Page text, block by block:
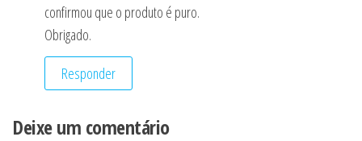
confirmou que o produto é puro.
Obrigado.
Responder
Deixe um comentário